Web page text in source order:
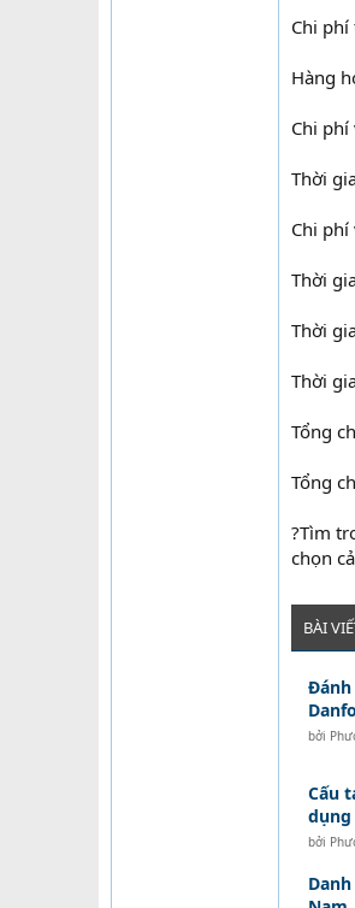
Chi
Hàng
Chi
Thời
Chi
Thời
Thời
Thời
Tổng
Tổng
?Tìm
chọn
BÀI
Đánh
bởi
Cấu
dụng
bởi